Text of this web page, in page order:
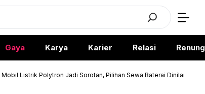
Gaya Karya Karier Relasi Renung
Listrik Polytron Jadi Sorotan, Pilihan Sewa Baterai Dinilai